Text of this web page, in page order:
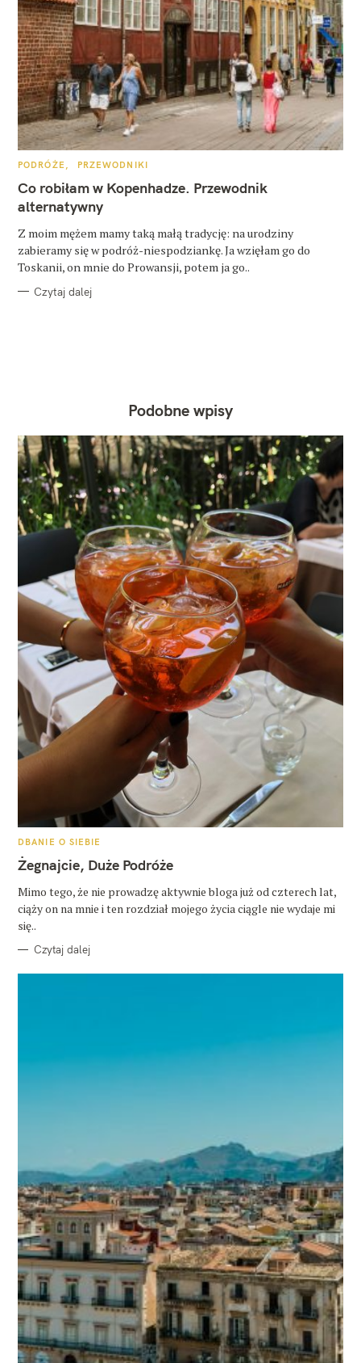
K
T
E
G
O
I
PODRÓŻE PRZEWODNIKI
Co robiłam w Kopenhadze. Przewodnik
alternatywny
Z moim mężem mamy taką małą tradycję: na urodziny
zabieramy się w podróż-niespodziankę. Ja wzięłam go do
Toskanii, on mnie do Prowansji, potem ja go..
Czytaj dalej
Podobne wpisy
K
T
E
O
R
I
DBANIE O SIEBIE
Żegnajcie, Duże Podróże
Mimo tego, że nie prowadzę aktywnie bloga już od czterech lat,
ciąży on na mnie i ten rozdział mojego życia ciągle nie wydaje mi
się..
Czytaj dalej